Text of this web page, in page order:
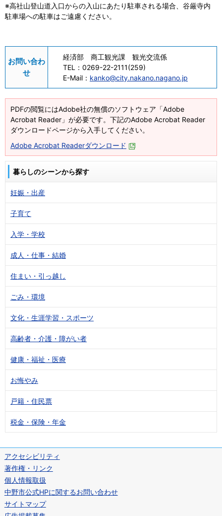
※高社山登山道入口からの入山にあたり駐車される場合、谷厳寺内
駐車場への駐車はご遠慮ください。
お問い合わ
せ
経済部 商工観光課 観光交流係
TEL： 0269-22-2111(259)
E-Mail： kanko@city.nakano.nagano.jp
PDFの閲覧にはAdobe社の無償のソフトウェア「Adobe
Acrobat Reader」が必要です。下記のAdobe Acrobat Reader
ダウンロードページから入手してください。
Adobe Acrobat Readerダウンロード
暮らしのシーンから探す
妊娠・出産
子育て
入学・学校
成人・仕事・結婚
住まい・引っ越し
ごみ・環境
文化・生涯学習・スポーツ
高齢者・介護・障がい者
健康・福祉・医療
お悔やみ
戸籍・住民票
税金・保険・年金
アクセシビリティ
著作権・リンク
個人情報取扱
中野市公式HPに関するお問い合わせ
サイトマップ